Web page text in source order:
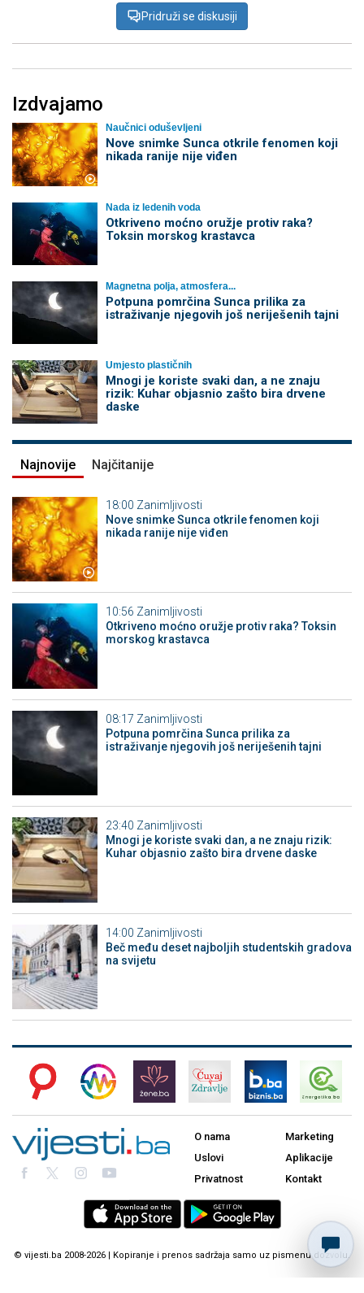
Pridruži se diskusiji
Izdvajamo
Naučnici oduševljeni
Nove snimke Sunca otkrile fenomen koji
nikada ranije nije viđen
Nada iz ledenih voda
Otkriveno moćno oružje protiv raka?
Toksin morskog krastavca
Magnetna polja, atmosfera...
Potpuna pomrčina Sunca prilika za
istraživanje njegovih još neriješenih tajni
Umjesto plastičnih
Mnogi je koriste svaki dan, a ne znaju
rizik: Kuhar objasnio zašto bira drvene
daske
Najnovije Najčitanije
18:00 Zanimljivosti
Nove snimke Sunca otkrile fenomen koji
nikada ranije nije viđen
10:56 Zanimljivosti
Otkriveno moćno oružje protiv raka? Toksin
morskog krastavca
08:17 Zanimljivosti
Potpuna pomrčina Sunca prilika za
istraživanje njegovih još neriješenih tajni
23:40 Zanimljivosti
Mnogi je koriste svaki dan, a ne znaju rizik:
Kuhar objasnio zašto bira drvene daske
14:00 Zanimljivosti
Beč među deset najboljih studentskih gradova
na svijetu
O nama
Uslovi
Privatnost
Marketing
Aplikacije
Kontakt
© vijesti.ba 2008-2026 | Kopiranje i prenos sadržaja samo uz pismenu dozvolu.